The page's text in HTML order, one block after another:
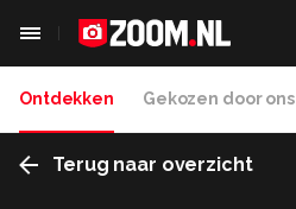
Ontdekken Gekozen door ons
Terug naar overzicht